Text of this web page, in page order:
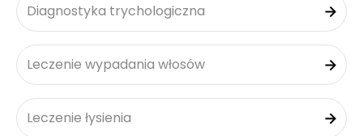
Diagnostyka trychologiczna
Leczenie wypadania włosów
Leczenie łysienia